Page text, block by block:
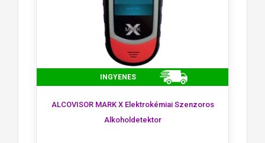
INGYENES
ALCOVISOR MARK X Elektrokémiai Szenzoros
Alkoholdetektor